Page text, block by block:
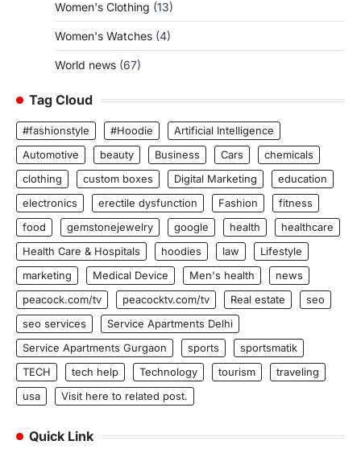
Women's Clothing (13)
Women's Watches (4)
World news (67)
Tag Cloud
#fashionstyle #Hoodie
Artificial Intelligence
Automotive
beauty Business Cars
chemicals
clothing
custom boxes Digital Marketing
education
electronics
erectile dysfunction Fashion
fitness
food
gemstonejewelry google health
healthcare
Health Care & Hospitals
hoodies law
Lifestyle
marketing
Medical Device Men's health
news
peacock.com/tv
peacocktv.com/tv Real estate
seo
seo services
Service Apartments Delhi
Service Apartments Gurgaon
sports
sportsmatik
TECH
tech help Technology tourism
traveling
usa
Visit here to related post.
Quick Link